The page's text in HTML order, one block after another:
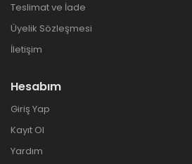
Teslimat ve İade
Üyelik Sözleşmesi
İletişim
Hesabım
Giriş Yap
Kayıt Ol
Yardım